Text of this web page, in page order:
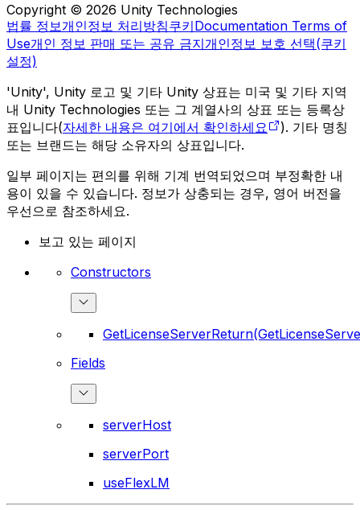
Copyright © 2026 Unity Technologies
법률 정보개인정보 처리방침쿠키Documentation Terms of
Use개인 정보 판매 또는 공유 금지개인정보 보호 선택(쿠키
설정)
'Unity', Unity 로고 및 기타 Unity 상표는 미국 및 기타 지역
내 Unity Technologies 또는 그 계열사의 상표 또는 등록상
표입니다(자세한 내용은 여기에서 확인하세요
). 기타 명칭
또는 브랜드는 해당 소유자의 상표입니다.
일부 페이지는 편의를 위해 기계 번역되었으며 부정확한 내
용이 있을 수 있습니다. 정보가 상충되는 경우, 영어 버전을
우선으로 참조하세요.
보고 있는 페이지
Constructors
Fields
serverHost
serverPort
useFlexLM